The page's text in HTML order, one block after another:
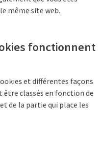
même site web.
fonctionnent
et différentes façons
être classés en fonction de
de la partie qui place les